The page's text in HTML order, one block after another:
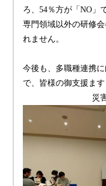
ろ、54％方が「NO」
専門領域以外の研修
れません。
今後も、多職種連携
で、皆様の御支援ま
災